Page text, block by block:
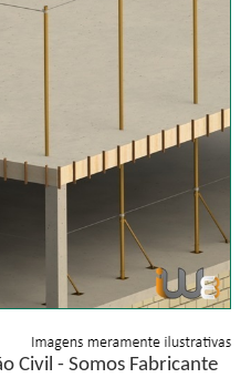
Civil - Somos Fabricante